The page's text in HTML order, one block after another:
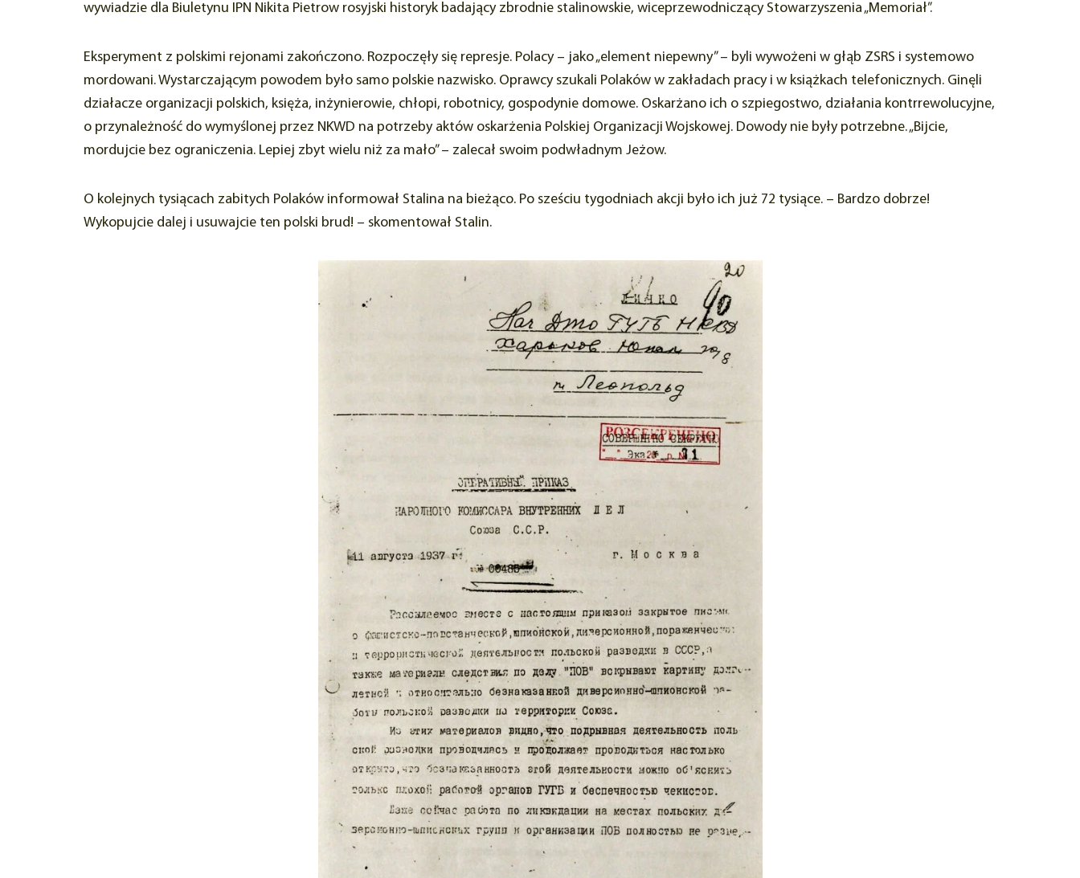
wywiadzie dla Biuletynu IPN Nikita Pietrow rosyjski historyk badający zbrodnie stalinowskie, wiceprzewodniczący Stowarzyszenia „Memoriał”.
Eksperyment z polskimi rejonami zakończono. Rozpoczęły się represje. Polacy – jako „element niepewny” – byli wywożeni w głąb ZSRS i systemowo
mordowani. Wystarczającym powodem było samo polskie nazwisko. Oprawcy szukali Polaków w zakładach pracy i w książkach telefonicznych. Ginęli
działacze organizacji polskich, księża, inżynierowie, chłopi, robotnicy, gospodynie domowe. Oskarżano ich o szpiegostwo, działania kontrrewolucyjne,
o przynależność do wymyślonej przez NKWD na potrzeby aktów oskarżenia Polskiej Organizacji Wojskowej. Dowody nie były potrzebne. „Bijcie,
mordujcie bez ograniczenia. Lepiej zbyt wielu niż za mało” – zalecał swoim podwładnym Jeżow.
O kolejnych tysiącach zabitych Polaków informował Stalina na bieżąco. Po sześciu tygodniach akcji było ich już 72 tysiące. – Bardzo dobrze!
Wykopujcie dalej i usuwajcie ten polski brud! – skomentował Stalin.